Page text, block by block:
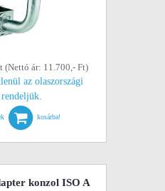
(Nettó ár: 11.700,- Ft)
az olaszországi
kosárba!
konzol ISO A